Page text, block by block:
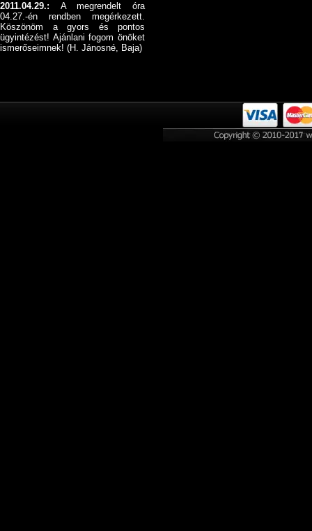
2011.04.29.: A megrendelt óra
04.27.-én rendben megérkezett.
Köszönöm a gyors és pontos
ügyintézést! Ajánlani fogom önöket
ismerőseimnek! (H. Jánosné, Baja)